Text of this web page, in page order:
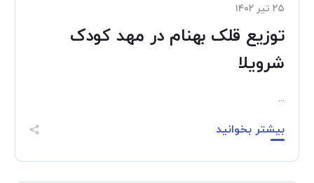
۲۵ تیر ۱۴۰۲
توزیع قلک بهنام در مهد کودک
شرویلا
...
بیشتر بخوانید